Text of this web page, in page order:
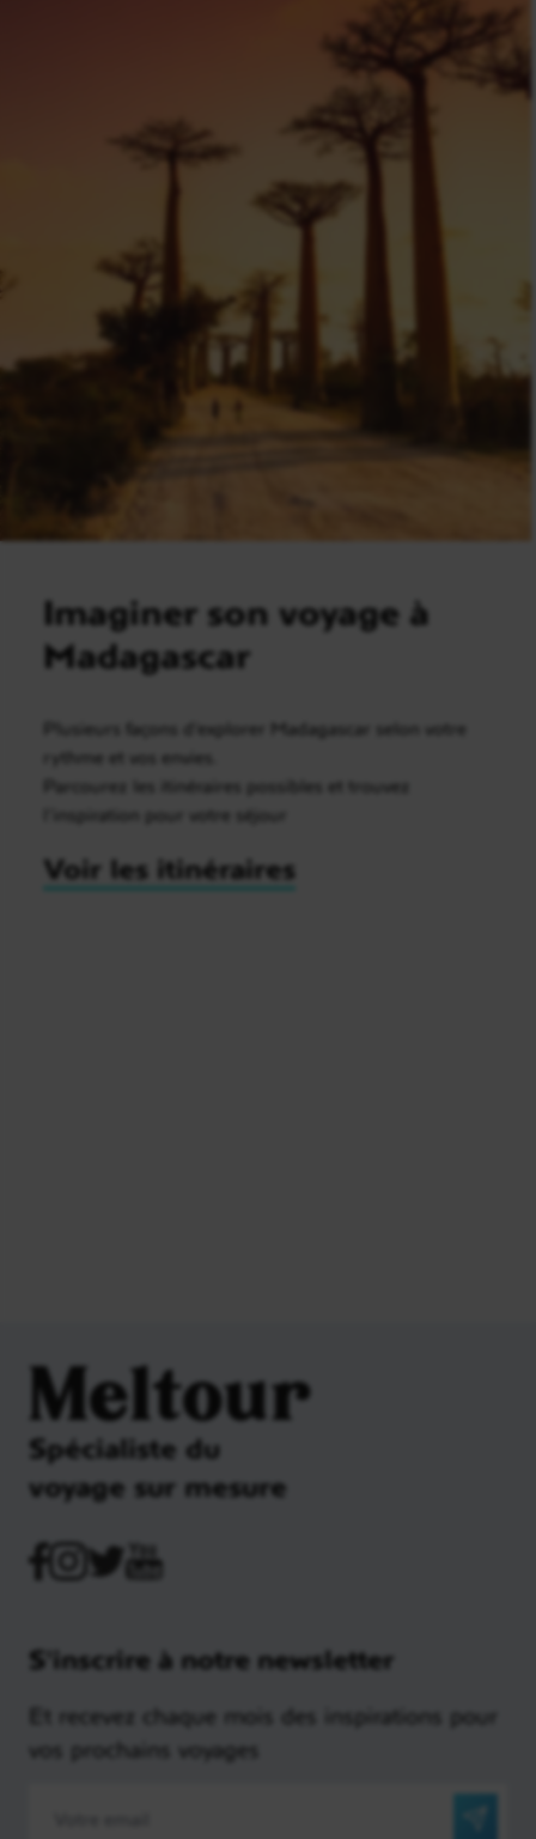
Imaginer son voyage à
Madagascar
Plusieurs façons d’explorer Madagascar selon votre
rythme et vos envies.
Parcourez les itinéraires possibles et trouvez
l’inspiration pour votre séjour
Voir les itinéraires
Meltour
Spécialiste du
voyage sur mesure
S'inscrire à notre newsletter
Et recevez chaque mois des inspirations pour
vos prochains voyages